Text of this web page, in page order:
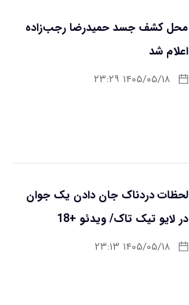
محل کشف جسد حمیدرضا رجب‌زاده
اعلام شد
۱۴۰۵/۰۵/۱۸ ۲۳:۲۹
لحظات دردناک جان دادن یک جوان
در لایو تیک تاک/ ویدئو +18
۱۴۰۵/۰۵/۱۸ ۲۳:۱۳